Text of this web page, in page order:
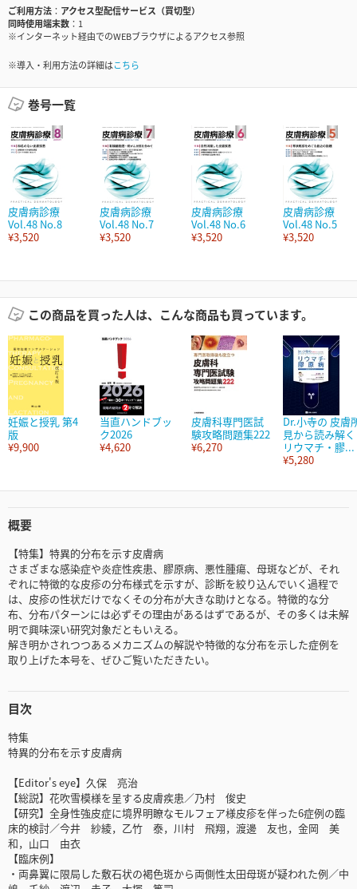
ご利用方法
アクセス型配信サービス（買切型）
同時使用端末数
1
※インターネット経由でのWEBブラウザによるアクセス参照
※導入・利用方法の詳細はこちら
巻号一覧
皮膚病診療
Vol.48 No.8
¥3,520
皮膚病診療
Vol.48 No.7
¥3,520
皮膚病診療
Vol.48 No.6
¥3,520
皮膚病診療
Vol.48 No.5
¥3,520
この商品を買った人は、こんな商品も買っています。
妊娠と授乳 第4
版
¥9,900
当直ハンドブッ
ク2026
¥4,620
皮膚科専門医試
験攻略問題集222
¥6,270
Dr.小寺の 皮膚
見から読み解く
リウマチ・膠...
¥5,280
概要
【特集】特異的分布を示す皮膚病
さまざまな感染症や炎症性疾患、膠原病、悪性腫瘍、母斑などが、それ
ぞれに特徴的な皮疹の分布様式を示すが、診断を絞り込んでいく過程で
は、皮疹の性状だけでなくその分布が大きな助けとなる。特徴的な分
布、分布パターンには必ずその理由があるはずであるが、その多くは未解
明で興味深い研究対象だともいえる。
解き明かされつつあるメカニズムの解説や特徴的な分布を示した症例を
取り上げた本号を、ぜひご覧いただきたい。
目次
特集
特異的分布を示す皮膚病
【Editor's eye】久保 亮治
【総説】花吹雪模様を呈する皮膚疾患／乃村 俊史
【研究】全身性強皮症に境界明瞭なモルフェア様皮疹を伴った6症例の臨
床的検討／今井 紗綾，乙竹 泰，川村 飛翔，渡邊 友也，金岡 美
和，山口 由衣
【臨床例】
・両鼻翼に限局した敷石状の褐色斑から両側性太田母斑が疑われた例／中